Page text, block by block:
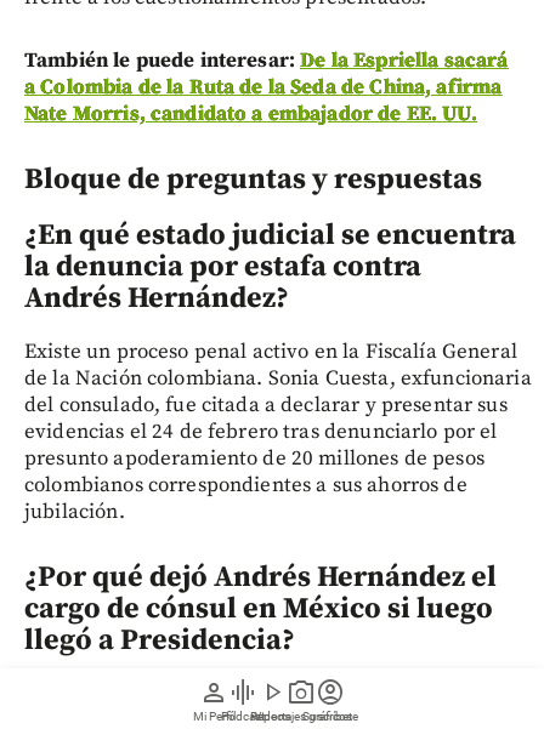
person
Mi Perfil
graphic_eq
Pódcast
play_arrow
Videos
photo_camera
Reportajes gráficos
account_circle
Suscríbete
También le puede interesar:De la Espriella sacará
a Colombia de la Ruta de la Seda de China, afirma
Nate Morris, candidato a embajador de EE. UU.
Bloque de preguntas y respuestas
¿En qué estado judicial se encuentra
la denuncia por estafa contra
Andrés Hernández?
Existe un proceso penal activo en la Fiscalía General
de la Nación colombiana. Sonia Cuesta, exfuncionaria
del consulado, fue citada a declarar y presentar sus
evidencias el 24 de febrero tras denunciarlo por el
presunto apoderamiento de 20 millones de pesos
colombianos correspondientes a sus ahorros de
jubilación.
¿Por qué dejó Andrés Hernández el
cargo de cónsul en México si luego
llegó a Presidencia?
Hernández debió dejar el consulado porque el Tribunal
Administrativo de Cundinamarca declaró nulo su